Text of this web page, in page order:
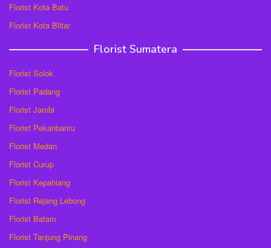
Florist Kota Batu
Florist Kota Blitar
Florist Sumatera
Florist Solok
Florist Padang
Florist Jambi
Florist Pekanbanru
Florist Medan
Florist Curup
Florist Kepahiang
Florist Rejang Lebong
Florist Batam
Florist Tanjung Pinang